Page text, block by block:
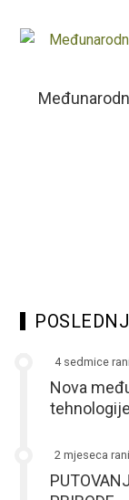
4 sedmice
Nova
2 mjeseca